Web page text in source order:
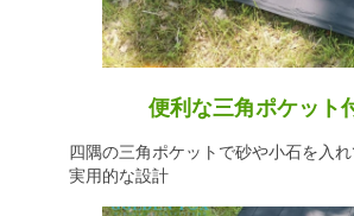
便利な三角ポケット
四隅の三角ポケットで砂や小石を入
実用的な設計